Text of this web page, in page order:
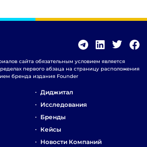
сайта обязательным условием является
первого абзаца на страницу расположения
бренда издания Founder
Диджитал
Исследования
Бренды
Кейсы
Новости Компаний